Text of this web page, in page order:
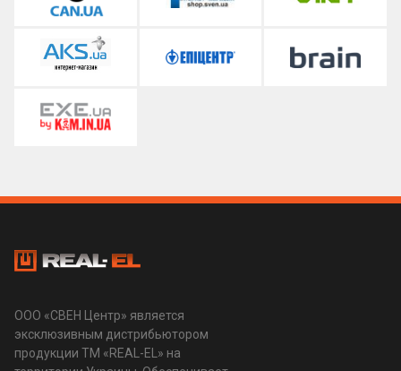
ООО «СВЕН Центр» является
эксклюзивным дистрибьютором
продукции ТМ «REAL-EL» на